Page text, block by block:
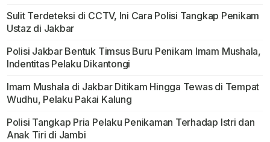
Sulit Terdeteksi di CCTV, Ini Cara Polisi Tangkap Penikam
Ustaz di Jakbar
Polisi Jakbar Bentuk Timsus Buru Penikam Imam Mushala,
Indentitas Pelaku Dikantongi
Imam Mushala di Jakbar Ditikam Hingga Tewas di Tempat
Wudhu, Pelaku Pakai Kalung
Polisi Tangkap Pria Pelaku Penikaman Terhadap Istri dan
Anak Tiri di Jambi